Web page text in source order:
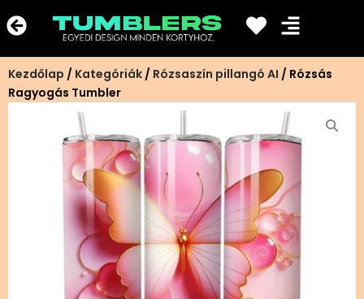
a
tartalomra
Kezdőlap / Kategóriák / Rózsaszín pillangó AI / Rózsás
Ragyogás Tumbler